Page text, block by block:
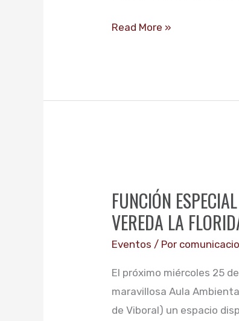
Read More »
FUNCIÓN
VEREDA LA
Eventos / Por
El próximo miércoles 25
maravillosa Aula
de Viboral) un espacio
EN
EL
AULA
CAOBA
–
VEREDA